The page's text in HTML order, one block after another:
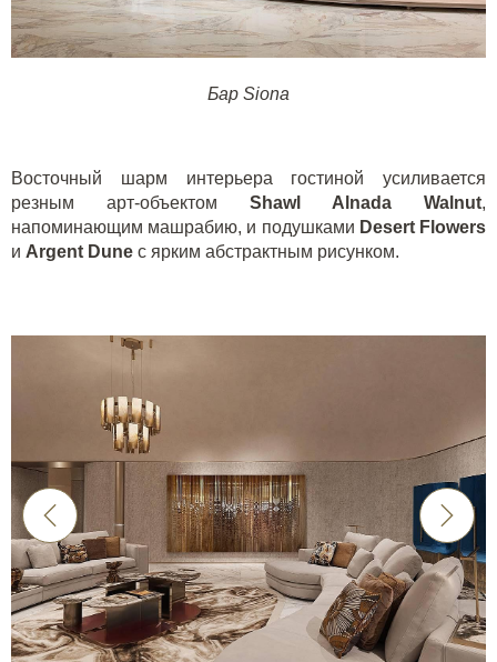
Бар Siona
Восточный шарм интерьера гостиной усиливается
резным арт-объектом Shawl Alnada Walnut,
напоминающим машрабию, и подушками Desert Flowers
и Argent Dune с ярким абстрактным рисунком.